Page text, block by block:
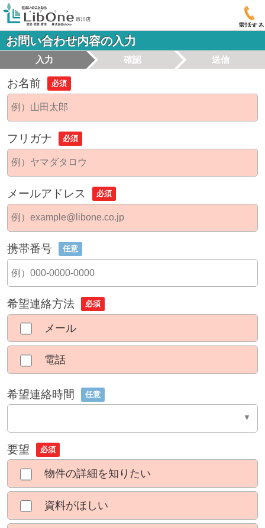
電話する
お問い合わせ内容の入力
入力 確認 送信
お名前 必須
フリガナ 必須
メールアドレス 必須
携帯番号 任意
希望連絡方法 必須
メール
電話
希望連絡時間 任意
要望 必須
物件の詳細を知りたい
資料がほしい